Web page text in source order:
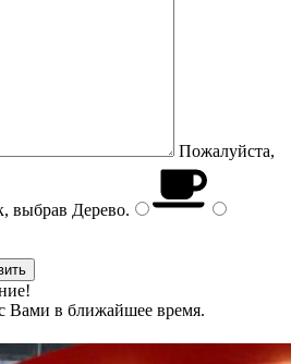
Пожалуйста,
выбрав Дерево.
Вами в ближайшее время.